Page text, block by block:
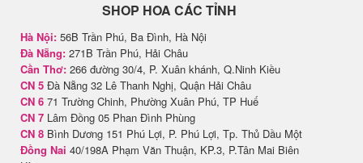
SHOP HOA CÁC TỈNH
Hà Nội: 56B Trần Phú, Ba Đình, Hà Nội
Đà Nẵng: 271B Trần Phú, Hải Châu
Cần Thơ: 266 đường 30/4, P. Xuân khánh, Q.Ninh Kiều
CN 5 Đà Nẵng 32 Lê Thanh Nghị, Quận Hải Châu
CN 6 71 Trường Chinh, Phường Xuân Phú, TP Huế
CN 7 Lâm Đồng 05 Phan Đình Phùng
CN 8 Bình Dương 151 Phú Lợi, P. Phú Lợi, Tp. Thủ Dầu Một
Đồng Nai 40/198A Phạm Văn Thuận, KP.3, P.Tân Mai Biên